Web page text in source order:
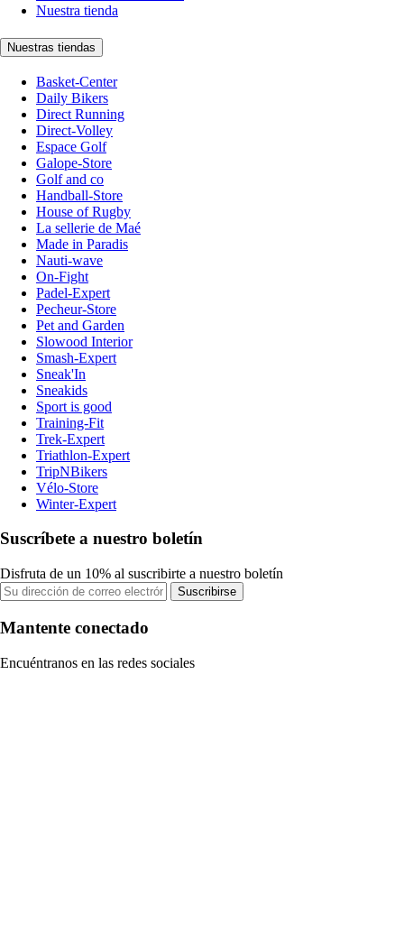
Nuestra tienda
Nuestras tiendas
Basket-Center
Daily Bikers
Direct Running
Direct-Volley
Espace Golf
Galope-Store
Golf and co
Handball-Store
House of Rugby
La sellerie de Maé
Made in Paradis
Nauti-wave
On-Fight
Padel-Expert
Pecheur-Store
Pet and Garden
Slowood Interior
Smash-Expert
Sneak'In
Sneakids
Sport is good
Training-Fit
Trek-Expert
Triathlon-Expert
TripNBikers
Vélo-Store
Winter-Expert
Suscríbete a nuestro boletín
Disfruta de un 10% al suscribirte a nuestro boletín
Suscribirse
Mantente conectado
Encuéntranos en las redes sociales